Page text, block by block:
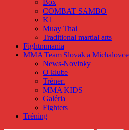
Box
COMBAT SAMBO
K1
Muay Thai
Traditional martial arts
Fightmmania
MMA Team Slovakia Michalovce
News-Novinky
O klube
Tréneri
MMA KIDS
Galéria
Fighters
Tréning